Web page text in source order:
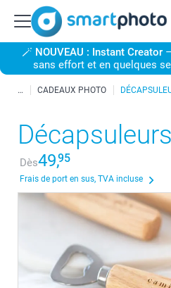
🪄 NOUVEAU : Instant Creator–
sans effort et en quelques
CADEAUX PHOTO
Dès49,95
Frais de port en sus, TVA incluse